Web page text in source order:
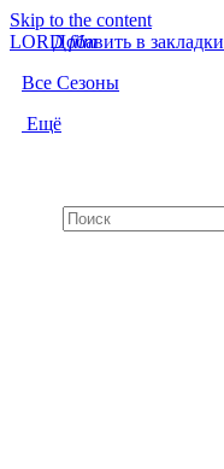
Skip to the content
LORDfilm
Все Сезоны
Ещё
Добавить в закладки